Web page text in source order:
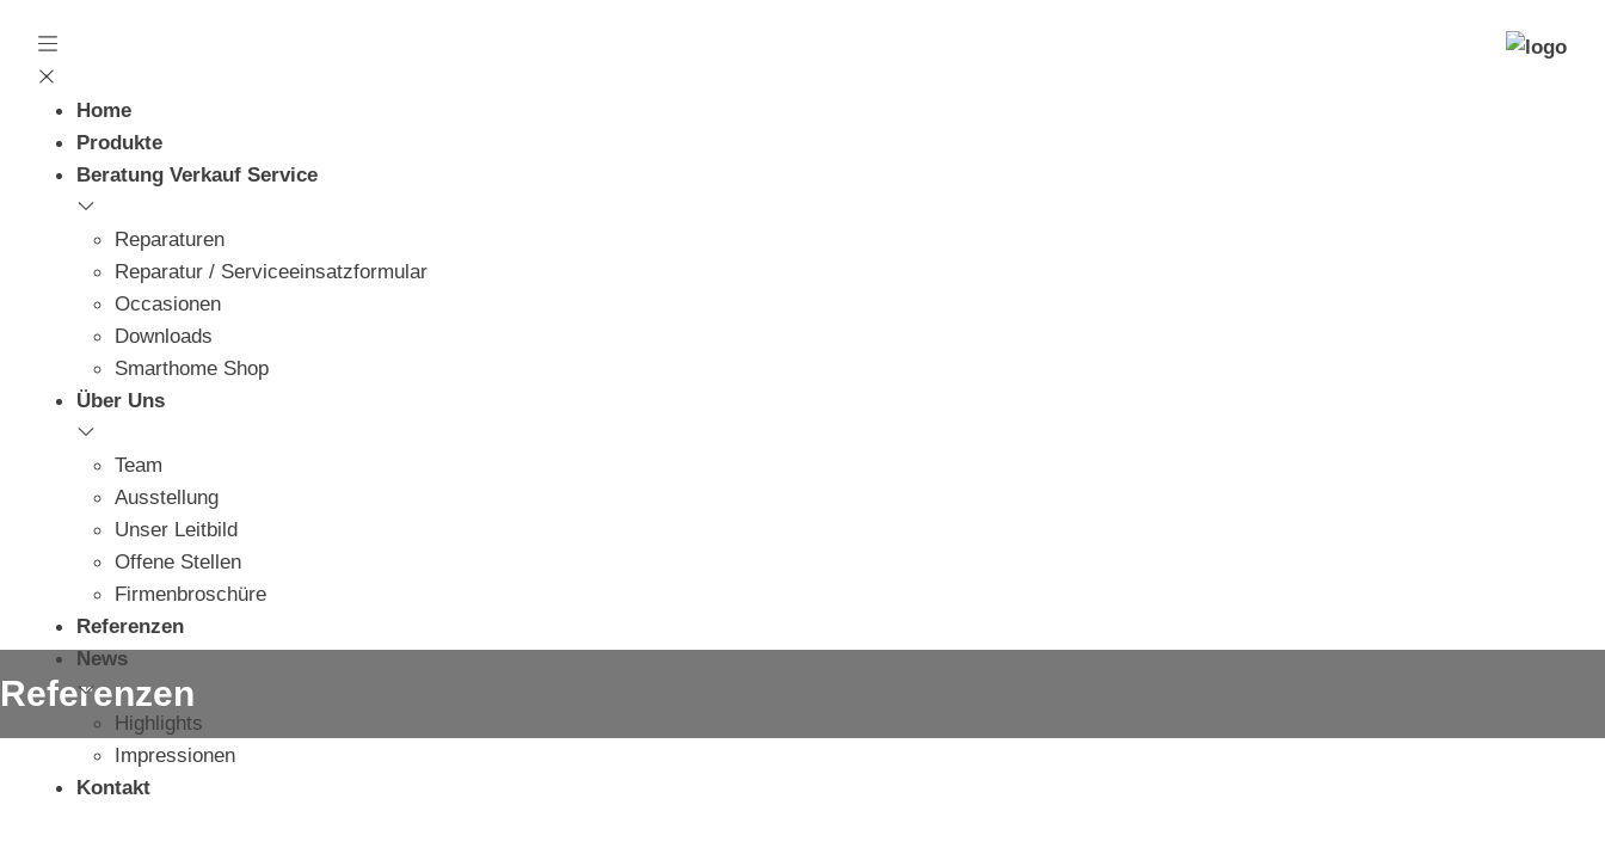
Home
Produkte
Beratung Verkauf Service
Reparaturen
Reparatur / Serviceeinsatzformular
Occasionen
Downloads
Smarthome Shop
Über Uns
Team
Ausstellung
Unser Leitbild
Offene Stellen
Firmenbroschüre
Referenzen
News
Highlights
Impressionen
Kontakt
Referenzen